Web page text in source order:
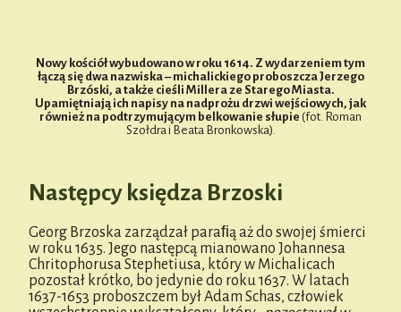
Nowy kościół wybudowano w roku 1614. Z wydarzeniem tym
łączą się dwa nazwiska – michalickiego proboszcza Jerzego
Brzóski, a także cieśli Millera ze Starego Miasta.
Upamiętniają ich napisy na nadprożu drzwi wejściowych, jak
również na podtrzymującym belkowanie słupie (fot. Roman
Szołdra i Beata Bronkowska).
Następcy księdza Brzoski
Georg Brzoska zarządzał paraﬁą aż do swojej śmierci
w roku 1635. Jego następcą mianowano Johannesa
Chritophorusa Stephetiusa, który w Michalicach
pozostał krótko, bo jedynie do roku 1637. W latach
1637-1653 proboszczem był Adam Schas, człowiek